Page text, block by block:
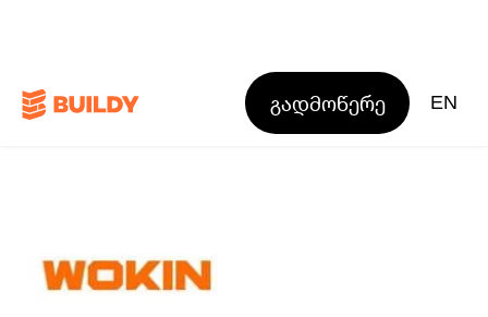
გადმოწერე EN